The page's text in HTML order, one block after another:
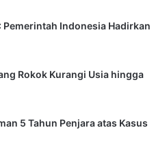
Indonesia Hadirkan
Rokok Kurangi Usia hingga
5 Tahun Penjara atas Kasus